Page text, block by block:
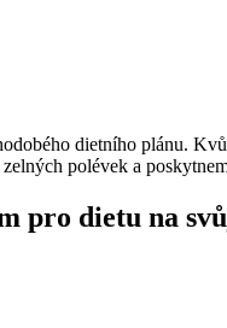
dietního plánu.
polévek a
pro dietu na